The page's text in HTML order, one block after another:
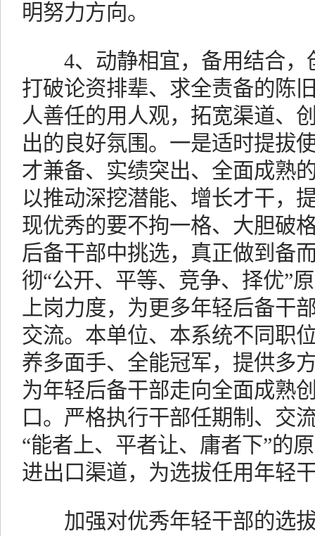
明努力方向。
4、动静相宜，备用结合，
打破论资排辈、求全责备的陈
人善任的用人观，拓宽渠道、
出的良好氛围。一是适时提拔
才兼备、实绩突出、全面成熟
以推动深挖潜能、增长才干，
现优秀的要不拘一格、大胆破
后备干部中挑选，真正做到备
彻“公开、平等、竞争、择优”
上岗力度，为更多年轻后备干
交流。本单位、本系统不同职
养多面手、全能冠军，提供多
为年轻后备干部走向全面成熟
口。严格执行干部任期制、交
“能者上、平者让、庸者下”的
进出口渠道，为选拔任用年轻
加强对优秀年轻干部的选拔